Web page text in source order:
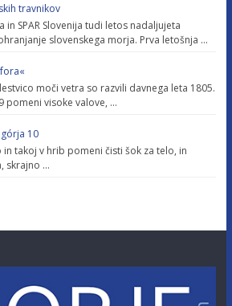
travnikov
in SPAR Slovenija tudi letos nadaljujeta
slovenskega morja. Prva letošnja …
moči vetra so razvili davnega leta 1805.
pomeni visoke valove, …
10
takoj v hrib pomeni čisti šok za telo, in
skrajno …